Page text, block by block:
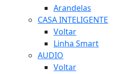
Arandelas
CASA INTELIGENTE
Voltar
Linha Smart
AUDIO
Voltar